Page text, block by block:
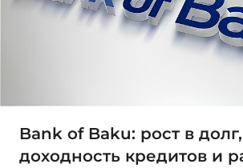
Bank of Baku: рост в
доходность кредитов и